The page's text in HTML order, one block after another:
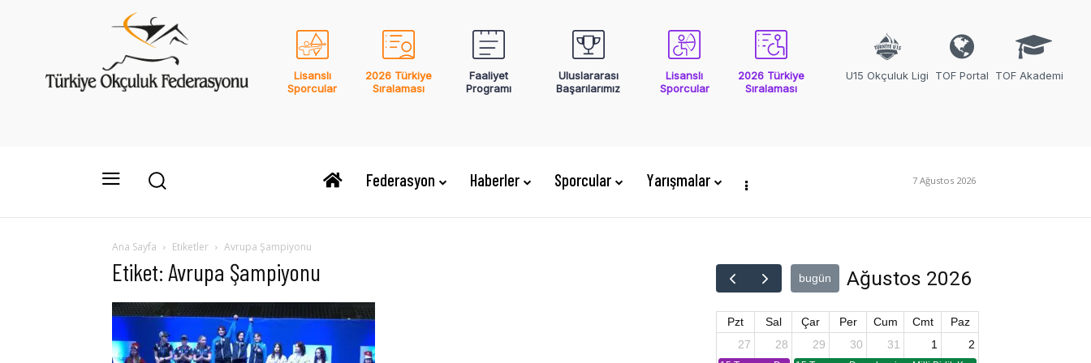
Lisanslı
Sporcular
2026 Türkiye
Sıralaması
Faaliyet
Programı
Uluslararası
Başarılarımız
Lisanslı
Sporcular
2026 Türkiye
Sıralaması
U15 Okçuluk Ligi TOF Portal TOF Akademi
Federasyon Haberler Sporcular Yarışmalar 7 Ağustos 2026
Ana Sayfa Etiketler Avrupa Şampiyonu
Etiket: Avrupa Şampiyonu bugün Ağustos 2026
Pzt Sal Çar Per Cum Cmt
Paz
27
28 29 30 31 1 2